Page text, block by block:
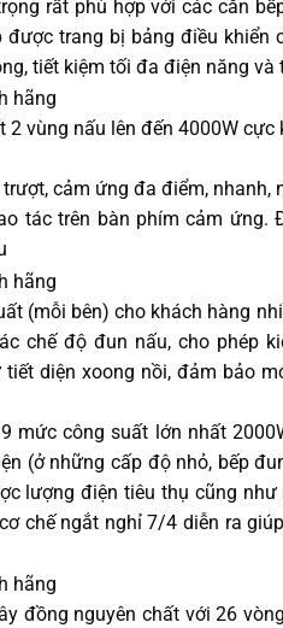
rất phù hợp với các căn
trang bị bảng điều
tiết kiệm tối đa điện năng và
2 vùng nấu lên đến 4000W
cảm ứng đa điểm, nhanh,
tác trên bàn phím cảm
(mỗi bên) cho khách hàng
chế độ đun nấu, cho phép
diện xoong nồi, đảm bảo
mức công suất lớn nhất
(ở những cấp độ nhỏ, bếp
lượng điện tiêu thụ cũng
chế ngắt nghỉ 7/4 diễn ra
đồng nguyên chất với 26